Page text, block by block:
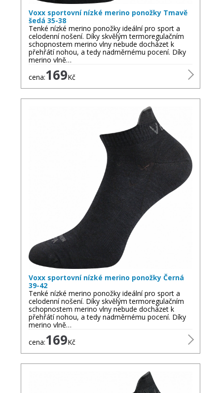
Voxx sportovní nízké merino ponožky Tmavě
šedá 35-38
Tenké nízké merino ponožky ideální pro sport a
celodenní nošení. Díky skvělým termoregulačním
schopnostem merino vlny nebude docházet k
přehřátí nohou, a tedy nadměrnému pocení. Díky
merino vlně…
cena:169Kč
Voxx sportovní nízké merino ponožky Černá
39-42
Tenké nízké merino ponožky ideální pro sport a
celodenní nošení. Díky skvělým termoregulačním
schopnostem merino vlny nebude docházet k
přehřátí nohou, a tedy nadměrnému pocení. Díky
merino vlně…
cena:169Kč